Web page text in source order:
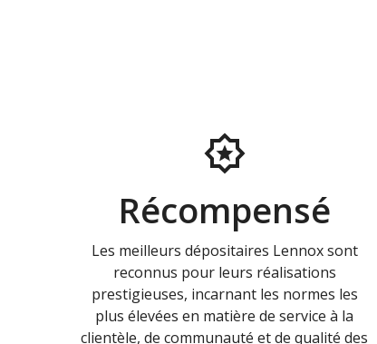
Récompensé
Les meilleurs dépositaires Lennox sont
reconnus pour leurs réalisations
prestigieuses, incarnant les normes les
plus élevées en matière de service à la
clientèle, de communauté et de qualité des